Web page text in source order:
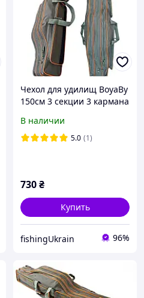
Чехол для удилищ BoyaBy
150см 3 секции 3 кармана
В наличии
5.0 (1)
730₴
Купить
fishingUkrain 96%